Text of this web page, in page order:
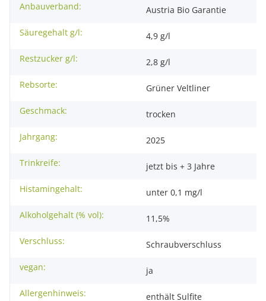
Anbauverband:
Austria Bio Garantie
Säuregehalt g/l:
4,9 g/l
Restzucker g/l:
2,8 g/l
Rebsorte:
Grüner Veltliner
Geschmack:
trocken
Jahrgang:
2025
Trinkreife:
jetzt bis + 3 Jahre
Histamingehalt:
unter 0,1 mg/l
Alkoholgehalt (% vol):
11,5%
Verschluss:
Schraubverschluss
vegan:
ja
Allergenhinweis:
enthält Sulfite